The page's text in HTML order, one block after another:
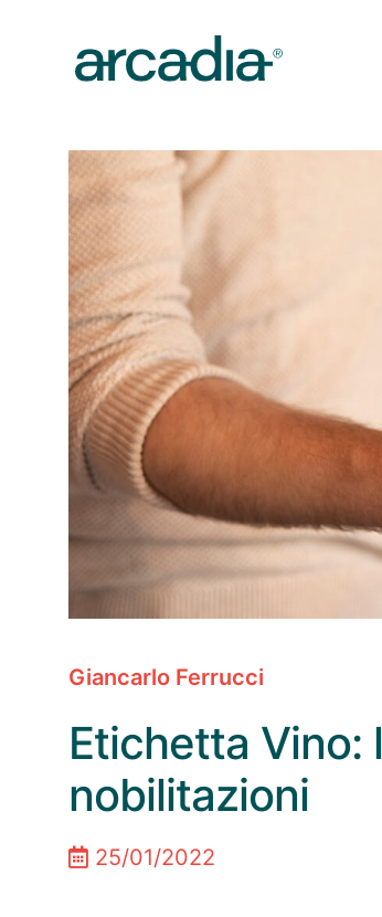
Giancarlo Ferrucci
Etichetta Vino:
nobilitazioni
25/01/2022